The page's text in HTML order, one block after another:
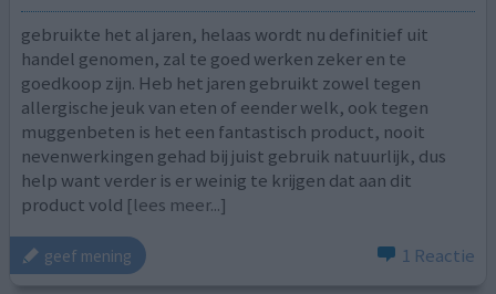
gebruikte het al jaren, helaas wordt nu definitief uit
handel genomen, zal te goed werken zeker en te
goedkoop zijn. Heb het jaren gebruikt zowel tegen
allergische jeuk van eten of eender welk, ook tegen
muggenbeten is het een fantastisch product, nooit
nevenwerkingen gehad bij juist gebruik natuurlijk, dus
help want verder is er weinig te krijgen dat aan dit
product vold [lees meer...]
geef mening 1 Reactie